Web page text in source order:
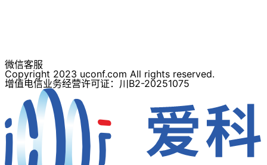
微信客服
Copyright 2023 uconf.com All rights reserved.
增值电信业务经营许可证：川B2-20251075